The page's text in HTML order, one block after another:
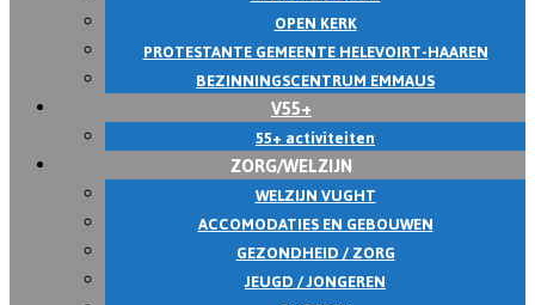
OPEN KERK
PROTESTANTE GEMEENTE HELEVOIRT-HAAREN
BEZINNINGSCENTRUM EMMAUS
V55+
55+ activiteiten
ZORG/WELZIJN
WELZIJN VUGHT
ACCOMODATIES EN GEBOUWEN
GEZONDHEID / ZORG
JEUGD / JONGEREN